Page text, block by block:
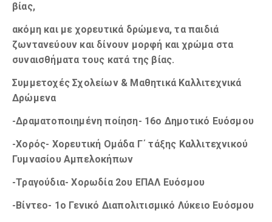
βίας,
ακόμη και με χορευτικά δρώμενα, τα παιδιά
ζωντανεύουν και δίνουν μορφή και χρώμα στα
συναισθήματα τους κατά της βίας.
Συμμετοχές Σχολείων & Μαθητικά Καλλιτεχνικά
Δρώμενα
-Δραματοποιημένη ποίηση- 16ο Δημοτικό Ευόσμου
-Χορός- Χορευτική Ομάδα Γ΄ τάξης Καλλιτεχνικού
Γυμνασίου Αμπελοκήπων
-Τραγούδια- Χορωδία 2ου ΕΠΑΛ Ευόσμου
-Βίντεο- 1o Γενικό Διαπολιτισμικό Λύκειο Ευόσμου